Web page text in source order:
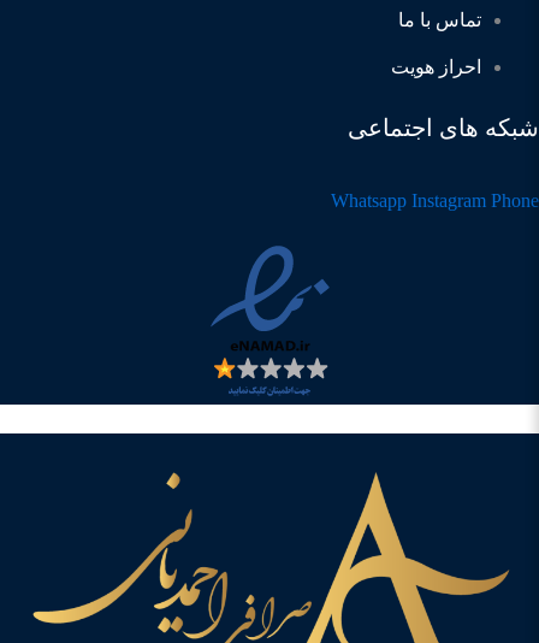
تماس با ما
احراز هویت
شبکه های اجتماعی
Whatsapp Instagram Phone